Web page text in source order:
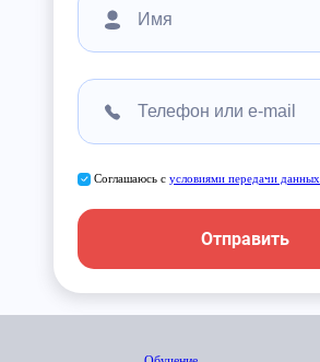
Соглашаюсь с условиями передачи данных
Отправить